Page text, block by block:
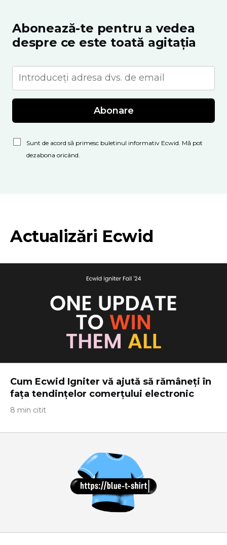
Abonează-te pentru a vedea
despre ce este toată agitația
Abonare
Sunt de acord să primesc buletinul informativ Ecwid. Mă pot
dezabona oricând.
Actualizări Ecwid
Cum Ecwid Igniter vă ajută să rămâneți în
fața tendințelor comerțului electronic
8 min citit